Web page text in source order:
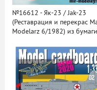
№16612 - Як-23 / Jak-23
(Реставрация и перекрас
Modelarz 6/1982) из бумаги